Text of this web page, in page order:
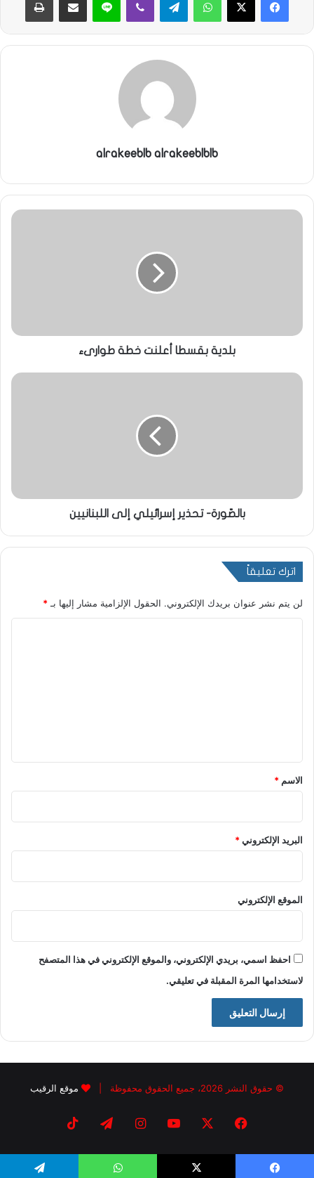
alrakeeblb alrakeeblblb
بلدية بقسطا أعلنت خطة طوارىء
بالصّورة- تحذير إسرائيلي إلى اللبنانيين
اترك تعليقاً
لن يتم نشر عنوان بريدك الإلكتروني. الحقول الإلزامية مشار إليها بـ*
*
الاسم *
البريد الإلكتروني*
الموقع الإلكتروني
احفظ اسمي، بريدي الإلكتروني، والموقع الإلكتروني في هذا المتصفح
لاستخدامها المرة المقبلة في تعليقي.
© حقوق النشر 2026، جميع الحقوق محفوظة | موقع الرقيب
فيسبوك يوتيوبانستقرامتيلقرام